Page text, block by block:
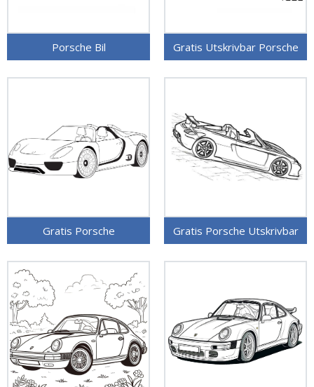
Porsche Bil Gratis Utskrivbar Porsche
Gratis Porsche Gratis Porsche Utskrivbar